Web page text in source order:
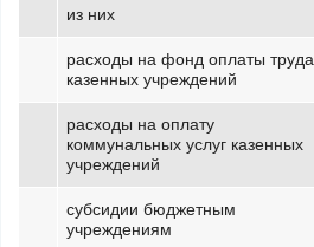
из них
расходы на фонд оплаты труда
казенных учреждений
расходы на оплату
коммунальных услуг казенных
учреждений
субсидии бюджетным
учреждениям